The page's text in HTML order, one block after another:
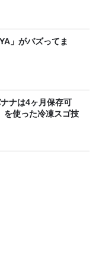
」がバズってま
ナは4ヶ月保存可
を使った冷凍スゴ技